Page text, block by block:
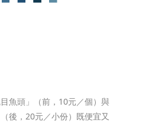
魚頭」（前，10元／個）與
（後，20元／小份）既便宜又